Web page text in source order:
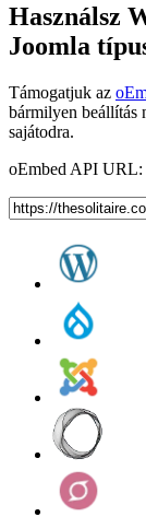
Használsz
Joomla
Támogatjuk az
bármilyen beállítás
sajátodra.
oEmbed API URL: